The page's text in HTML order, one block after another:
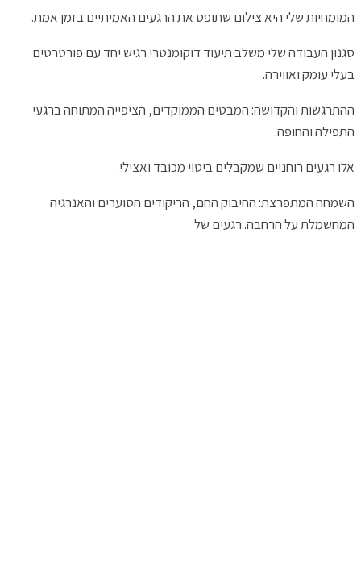
המומחיות שלי היא צילום שתופס את הרגעים האמיתיים בזמן אמת.
סגנון העבודה שלי משלב תיעוד דוקומנטרי רגיש יחד עם פורטרטים
בעלי עומק ואווירה.
ההתרגשות והקדושה: המבטים הממוקדים, הציפייה המתוחה ברגעי
התפילה והחופה.
אלו רגעים רוחניים שמקבלים ביטוי מכובד ואצילי.
השמחה המתפרצת: החיבוק החם, הריקודים הסוערים והאנרגיה
המחשמלת על הרחבה. רגעים של